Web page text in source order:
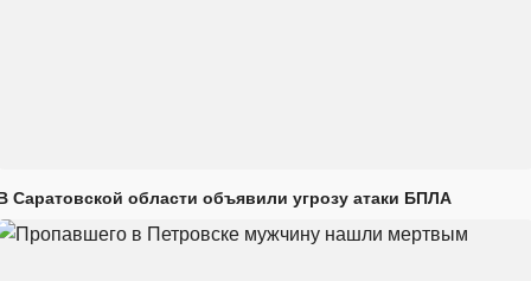
Саратовской области объявили угрозу атаки БПЛА